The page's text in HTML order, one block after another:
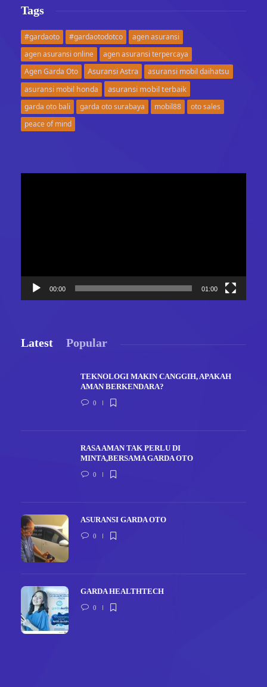
Tags
#gardaoto #gardaotodotco
agen asuransi
agen asuransi online
agen asuransi terpercaya
Agen Garda Oto
Asuransi Astra
asuransi mobil daihatsu
asuransi mobil honda
asuransi mobil terbaik
garda oto bali garda oto surabaya mobil88
oto sales
peace of mind
00:00 01:00
Latest Popular
TEKNOLOGI MAKIN CANGGIH, APAKAH
AMAN BERKENDARA?
0
RASA AMAN TAK PERLU DI
MINTA,BERSAMA GARDA OTO
0
ASURANSI GARDA OTO
0
GARDA HEALTHTECH
0